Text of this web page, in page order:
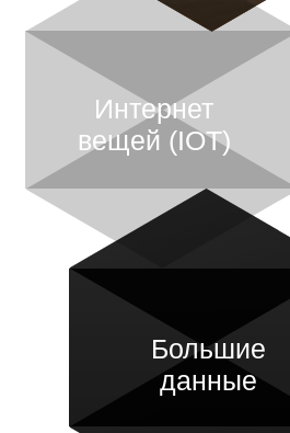
Интернет
вещей (IOT)
Большие
данные